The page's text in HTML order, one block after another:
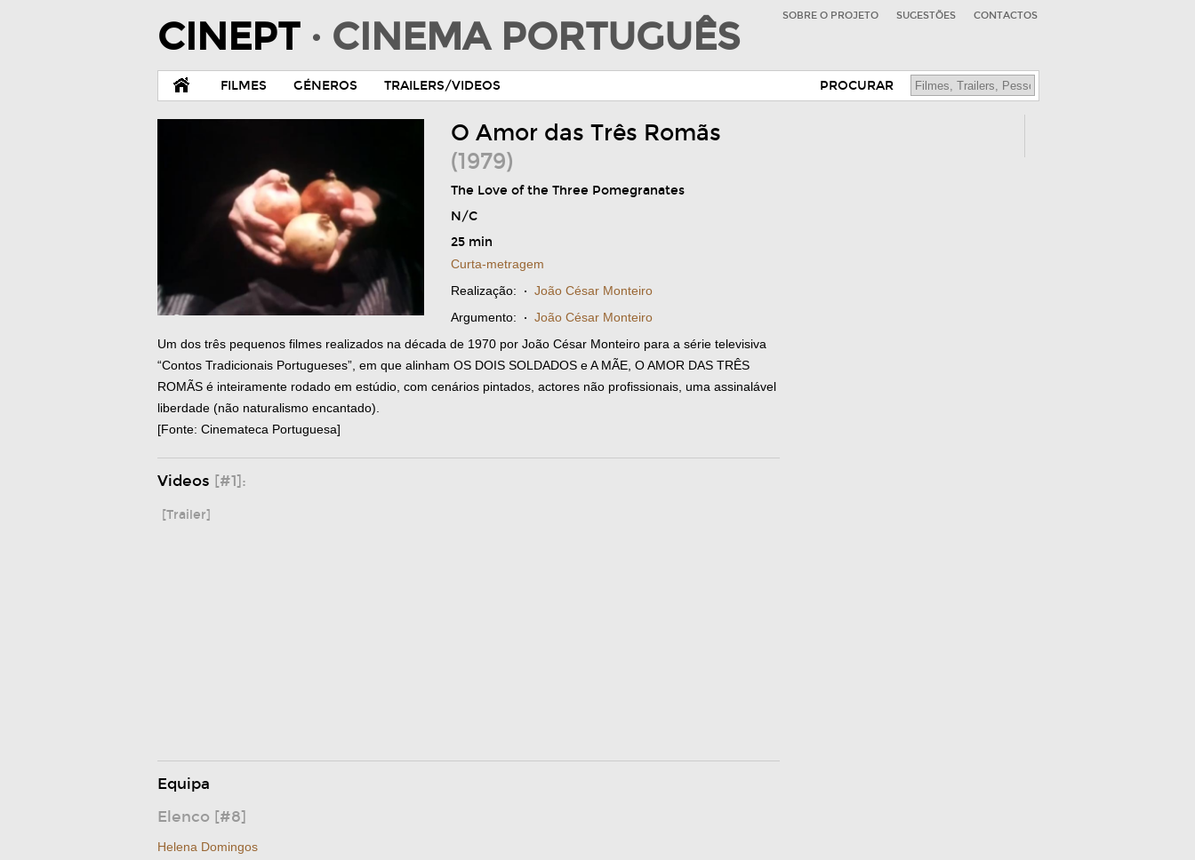
CINEPT · CINEMA PORTUGUÊS SOBRE O PROJETO SUGESTÕES CONTACTOS
FILMES GÉNEROS TRAILERS/VIDEOS PROCURAR
O Amor das Três Romãs
(1979)
The Love of the Three Pomegranates
N/C
25 min
Curta-metragem
Realização: · João César Monteiro
Argumento: · João César Monteiro
Um dos três pequenos filmes realizados na década de 1970 por João César Monteiro para a série televisiva
“Contos Tradicionais Portugueses”, em que alinham OS DOIS SOLDADOS e A MÃE, O AMOR DAS TRÊS
ROMÃS é inteiramente rodado em estúdio, com cenários pintados, actores não profissionais, uma assinalável
liberdade (não naturalismo encantado).
[Fonte: Cinemateca Portuguesa]
Videos [#1]:
[Trailer]
Equipa
Elenco [#8]
Helena Domingos